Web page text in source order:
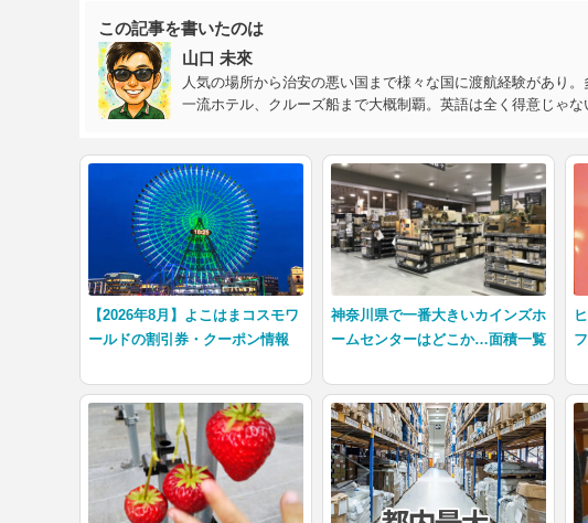
この記事を書いたのは
山口 未來
人気の場所から治安の悪い国まで様々な国に渡航経験があり
一流ホテル、クルーズ船まで大概制覇。英語は全く得意じゃな
【2026年8月】よこはまコスモワ
ールドの割引券・クーポン情報
神奈川県で一番大きいカインズホ
ームセンターはどこか…面積一覧